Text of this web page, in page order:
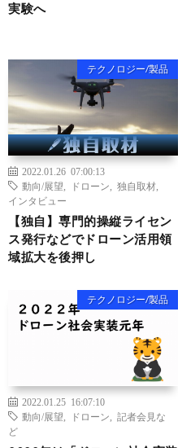
実験へ
テクノロジー/製品
2022.01.26 07:00:13
動向/展望
ドローン 独自取材
インタビュー
【独自】専門的操縦ライセン
ス発行などでドローン活用領
域拡大を後押し
テクノロジー/製品
2022.01.25 16:07:10
動向/展望
ドローン
記者会見な
ど